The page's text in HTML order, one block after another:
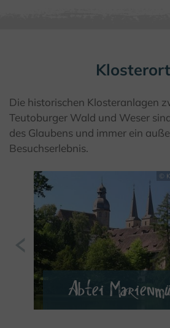
Die historischen Klosteranlagen
Teutoburger Wald und Weser
des Glaubens und immer ein
Besuchserlebnis.
©
Abtei